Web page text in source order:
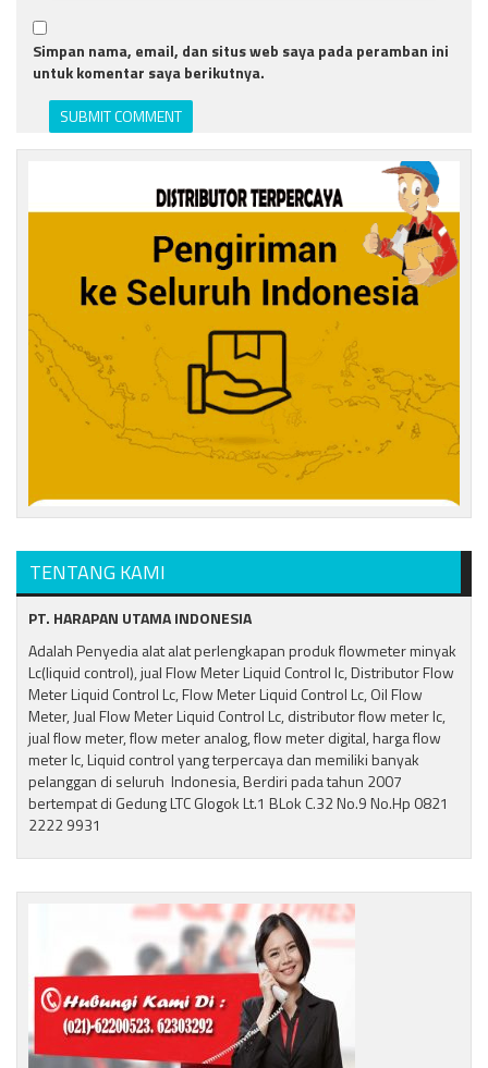
Simpan nama, email, dan situs web saya pada peramban ini
untuk komentar saya berikutnya.
TENTANG KAMI
PT. HARAPAN UTAMA INDONESIA
Adalah Penyedia alat alat perlengkapan produk flowmeter minyak
Lc(liquid control), jual Flow Meter Liquid Control lc, Distributor Flow
Meter Liquid Control Lc, Flow Meter Liquid Control Lc, Oil Flow
Meter, Jual Flow Meter Liquid Control Lc, distributor flow meter lc,
jual flow meter, flow meter analog, flow meter digital, harga flow
meter lc, Liquid control yang terpercaya dan memiliki banyak
pelanggan di seluruh Indonesia, Berdiri pada tahun 2007
bertempat di Gedung LTC Glogok Lt.1 BLok C.32 No.9 No.Hp 0821
2222 9931